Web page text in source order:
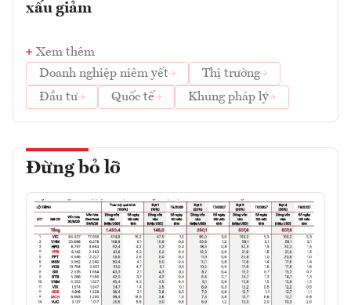
xấu giảm
Xem thêm
Doanh nghiệp niêm yết
Thị trường
Đầu tư
Quốc tế Khung pháp lý
Đừng bỏ lỡ